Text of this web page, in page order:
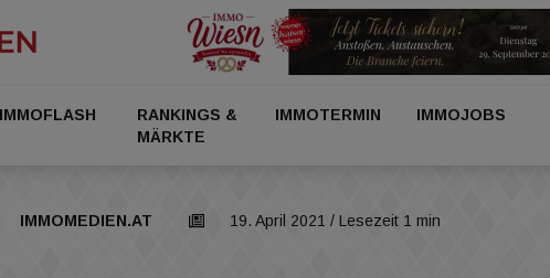
IMMOFLASH
RANKINGS &
MÄRKTE
IMMOTERMIN IMMOJOBS
IMMOMEDIEN.AT 19. April 2021 / Lesezeit 1 min